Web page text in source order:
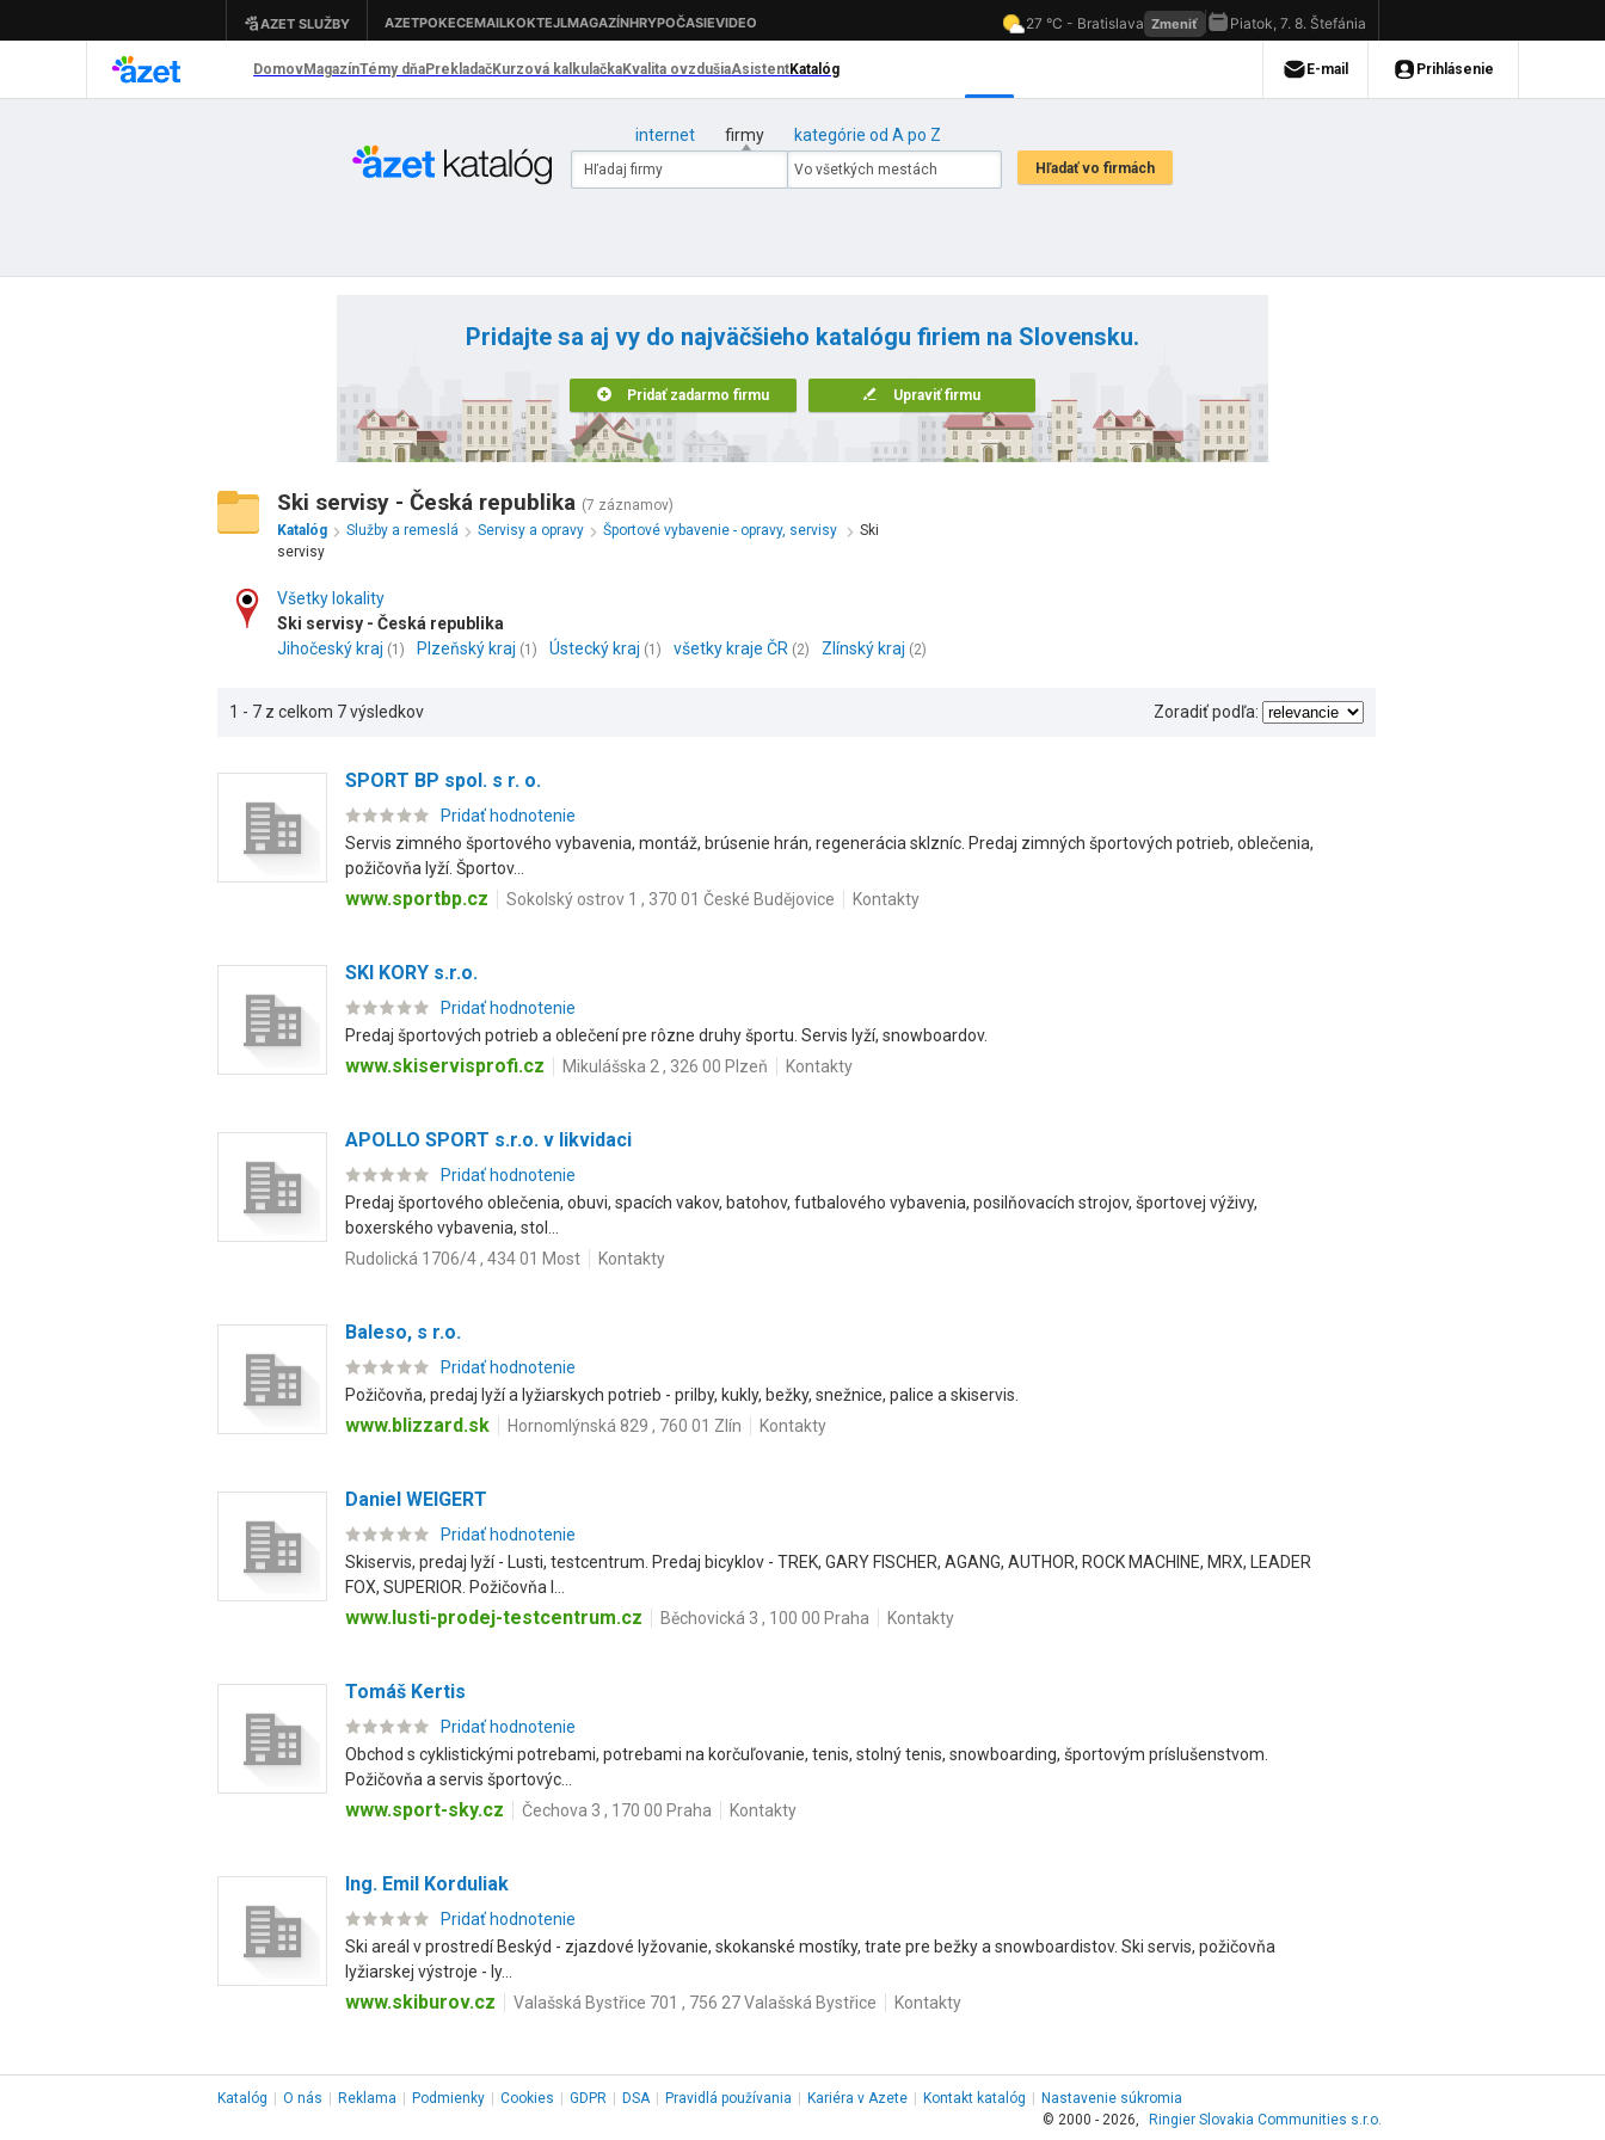
internet firmy kategórie od A po Z
Pridajte sa aj vy do najväčšieho katalógu firiem na Slovensku.
Pridať zadarmo firmu Upraviť firmu
Ski servisy - Česká republika (7 záznamov)
Katalóg
Služby a remeslá Servisy a opravy Športové vybavenie - opravy, servisy
Ski
servisy
Všetky lokality
Ski servisy - Česká republika
Jihočeský kraj (1) Plzeňský kraj (1) Ústecký kraj (1) všetky kraje ČR (2) Zlínský kraj (2)
1 - 7 z celkom 7 výsledkov Zoradiť podľa:
SPORT BP spol. s r. o.
Pridať hodnotenie
Servis zimného športového vybavenia, montáž, brúsenie hrán, regenerácia sklzníc. Predaj zimných športových potrieb, oblečenia,
požičovňa lyží. Športov...
www.sportbp.cz Sokolský ostrov 1 , 370 01 České Budějovice Kontakty
SKI KORY s.r.o.
Pridať hodnotenie
Predaj športových potrieb a oblečení pre rôzne druhy športu. Servis lyží, snowboardov.
www.skiservisprofi.cz Mikulášska 2 , 326 00 Plzeň Kontakty
APOLLO SPORT s.r.o. v likvidaci
Pridať hodnotenie
Predaj športového oblečenia, obuvi, spacích vakov, batohov, futbalového vybavenia, posilňovacích strojov, športovej výživy,
boxerského vybavenia, stol...
Rudolická 1706/4 , 434 01 Most
Kontakty
Baleso, s r.o.
Pridať hodnotenie
Požičovňa, predaj lyží a lyžiarskych potrieb - prilby, kukly, bežky, snežnice, palice a skiservis.
www.blizzard.sk Hornomlýnská 829 , 760 01 Zlín Kontakty
Daniel WEIGERT
Pridať hodnotenie
Skiservis, predaj lyží - Lusti, testcentrum. Predaj bicyklov - TREK, GARY FISCHER, AGANG, AUTHOR, ROCK MACHINE, MRX, LEADER
FOX, SUPERIOR. Požičovňa l...
www.lusti-prodej-testcentrum.cz Běchovická 3 , 100 00 Praha Kontakty
Tomáš Kertis
Pridať hodnotenie
Obchod s cyklistickými potrebami, potrebami na korčuľovanie, tenis, stolný tenis, snowboarding, športovým príslušenstvom.
Požičovňa a servis športovýc...
www.sport-sky.cz Čechova 3 , 170 00 Praha Kontakty
Ing. Emil Korduliak
Pridať hodnotenie
Ski areál v prostredí Beskýd - zjazdové lyžovanie, skokanské mostíky, trate pre bežky a snowboardistov. Ski servis, požičovňa
lyžiarskej výstroje - ly...
www.skiburov.cz Valašská Bystřice 701 , 756 27 Valašská Bystřice Kontakty
Katalóg O nás Reklama Podmienky Cookies GDPR DSA Pravidlá používania Kariéra v Azete Kontakt katalóg
Nastavenie súkromia
© 2000 - 2026,
Ringier Slovakia Communities s.r.o.